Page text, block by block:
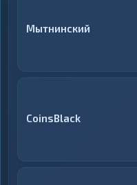
Мытнинский
CoinsBlack